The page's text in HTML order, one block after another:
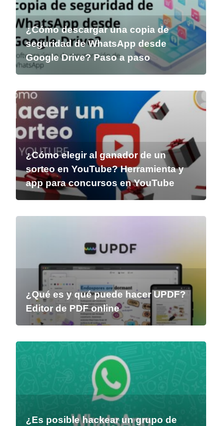
¿Cómo descargar una copia de
seguridad de WhatsApp desde
Google Drive? Paso a paso
¿Cómo elegir al ganador de un
sorteo en YouTube? Herramienta y
app para concursos en YouTube
¿Qué es y qué puede hacer UPDF?
Editor de PDF online
¿Es posible hackear un grupo de